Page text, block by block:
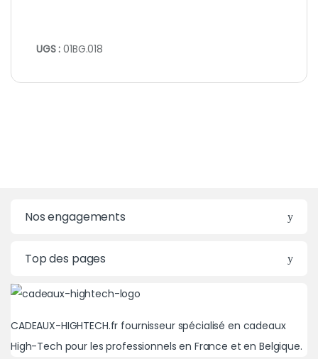
UGS :01BG.018
Nos engagements
Top des pages
CADEAUX-HIGHTECH.fr fournisseur spécialisé en cadeaux
High-Tech pour les professionnels en France et en Belgique.